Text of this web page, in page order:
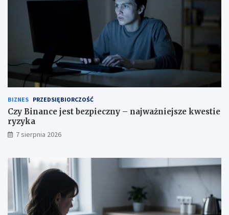
BIZNES PRZEDSIĘBIORCZOŚĆ
Czy Binance jest bezpieczny – najważniejsze kwestie
ryzyka
7 sierpnia 2026